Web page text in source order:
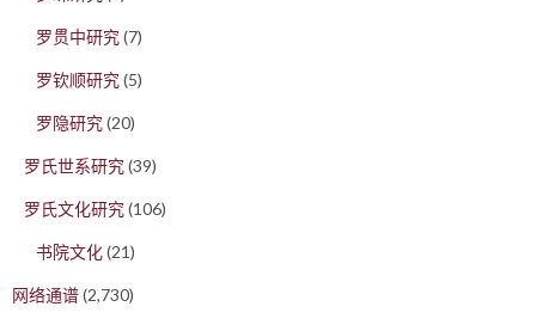
罗贯中研究(7)
罗钦顺研究(5)
罗隐研究(20)
罗氏世系研究(39)
罗氏文化研究(106)
书院文化(21)
网络通谱(2,730)